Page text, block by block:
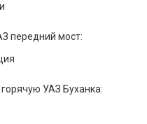
передний мост:
УАЗ Буханка: